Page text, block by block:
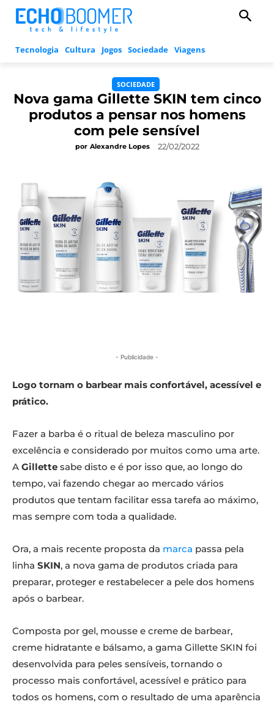
Tecnologia Cultura Jogos Sociedade Viagens
SOCIEDADE
Nova gama Gillette SKIN tem cinco
produtos a pensar nos homens
com pele sensível
por Alexandre Lopes 22/02/2022
- Publicidade -
Logo tornam o barbear mais confortável, acessível e
prático.
Fazer a barba é o ritual de beleza masculino por
excelência e considerado por muitos como uma arte.
A Gillette sabe disto e é por isso que, ao longo do
tempo, vai fazendo chegar ao mercado vários
produtos que tentam facilitar essa tarefa ao máximo,
mas sempre com toda a qualidade.
Ora, a mais recente proposta da marca passa pela
linha SKIN, a nova gama de produtos criada para
preparar, proteger e restabelecer a pele dos homens
após o barbear.
Composta por gel, mousse e creme de barbear,
creme hidratante e bálsamo, a gama Gillette SKIN foi
desenvolvida para peles sensíveis, tornando o
processo mais confortável, acessível e prático para
todos os homens, com o resultado de uma aparência